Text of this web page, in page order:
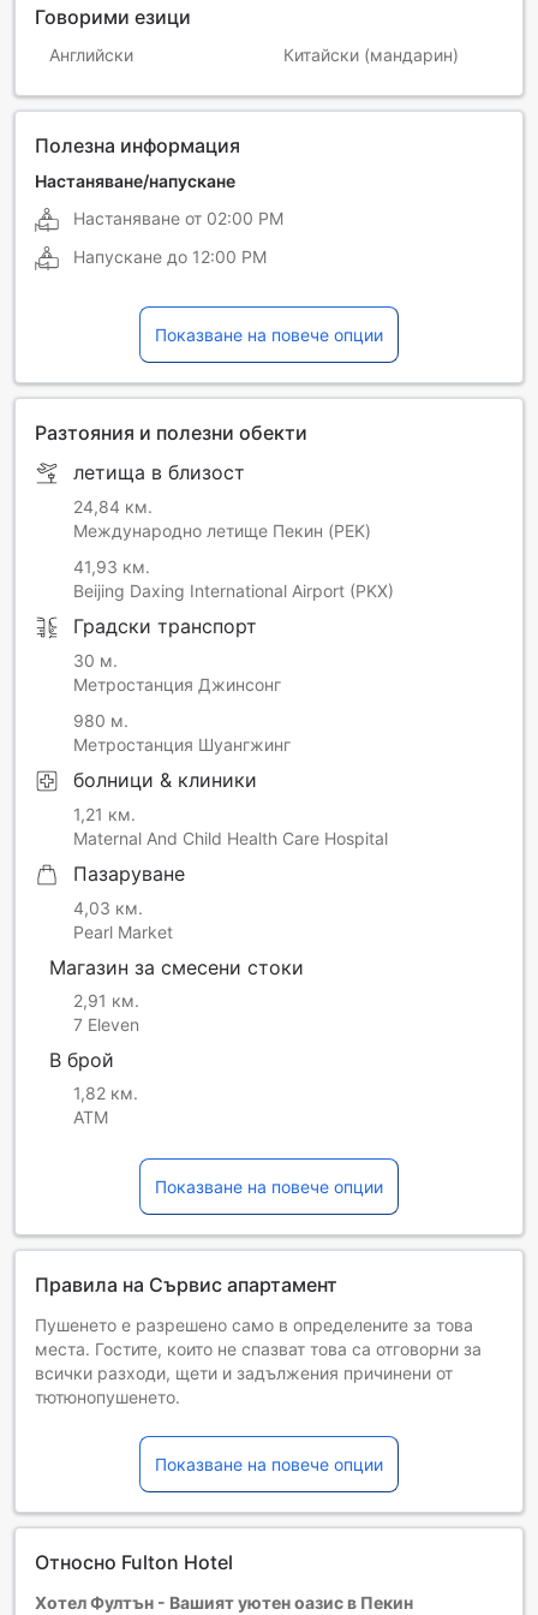
Говорими езици
Английски Китайски (мандарин)
Полезна информация
Настаняване/напускане
Настаняване от 02:00 PM
Напускане до 12:00 PM
Показване на повече опции
Разтояния и полезни обекти
летища в близост
24,84 км.
Международно летище Пекин (PEK)
41,93 км.
Beijing Daxing International Airport (PKX)
Градски транспорт
30 м.
Метростанция Джинсонг
980 м.
Метростанция Шуангжинг
болници & клиники
1,21 км.
Maternal And Child Health Care Hospital
Пазаруване
4,03 км.
Pearl Market
Магазин за смесени стоки
2,91 км.
7 Eleven
В брой
1,82 км.
ATM
Показване на повече опции
Правила на Сървис апартамент
Пушенето е разрешено само в определените за това
места. Гостите, които не спазват това са отговорни за
всички разходи, щети и задължения причинени от
тютюнопушенето.
Бебета от 0 до 1 години
Настаняват се безплатно, ако използват
съществуващите легла. Имайте предвид, че ако ви е
нужно бебешко креватче, това може да доведе до
Деца от 2 до 4
Показване на повече опции
Относно Fulton Hotel
Хотел Фултън - Вашият уютен оазис в Пекин